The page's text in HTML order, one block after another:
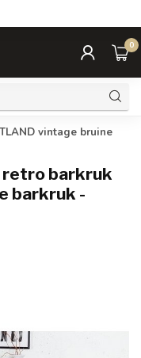
0
vintage bruine
retro barkruk
barkruk -